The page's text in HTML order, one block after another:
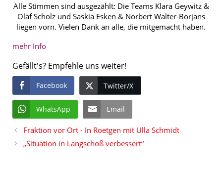
Alle Stimmen sind ausgezählt: Die Teams Klara Geywitz &
Olaf Scholz und Saskia Esken & Norbert Walter-Borjans
liegen vorn. Vielen Dank an alle, die mitgemacht haben.
mehr Info
Gefällt's? Empfehle uns weiter!
Facebook Twitter/X
WhatsApp Email
Fraktion vor Ort - In Roetgen mit Ulla Schmidt
„Situation in Langschoß verbessert“